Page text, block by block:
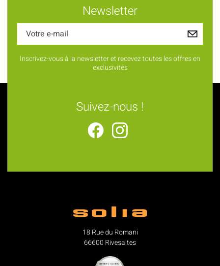
Newsletter
Inscrivez-vous à la newsletter et recevez toutes les offres en
exclusivités
Suivez-nous !
18 Rue du Romani
66600 Rivesaltes